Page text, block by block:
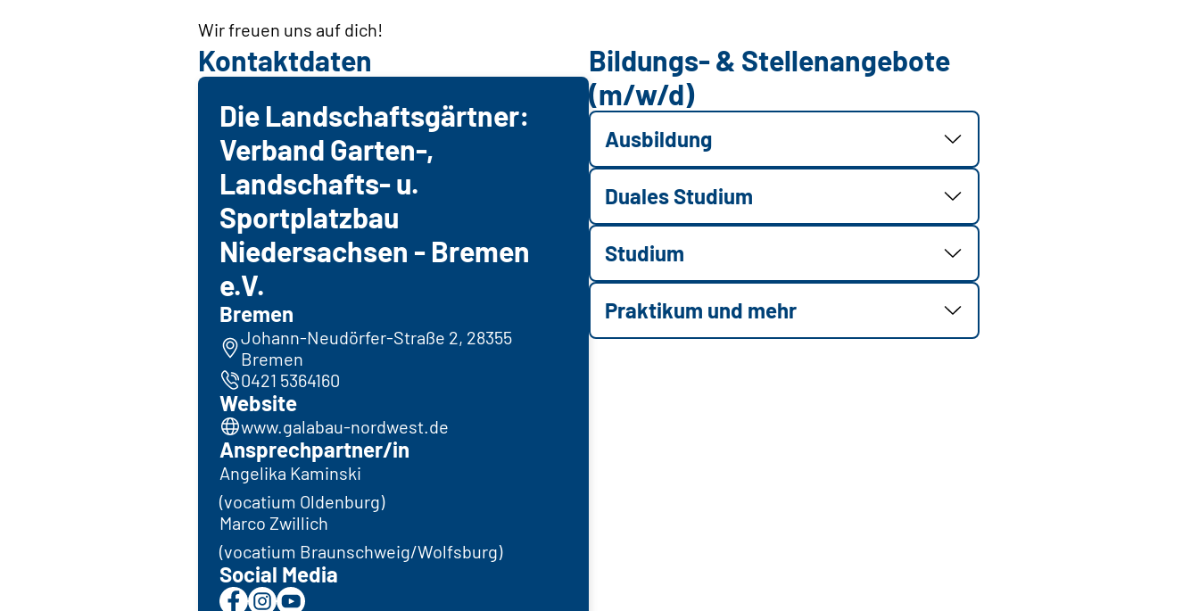
Wir freuen uns auf dich!
Kontaktdaten
Die Landschaftsgärtner:
Verband Garten-,
Landschafts- u.
Sportplatzbau
Niedersachsen - Bremen
e.V.
Bremen
Johann-Neudörfer-Straße 2, 28355
Bremen
0421 5364160
Website
www.galabau-nordwest.de
Ansprechpartner/in
Angelika Kaminski
(vocatium Oldenburg)
Marco Zwillich
(vocatium Braunschweig/Wolfsburg)
Social Media
Bildungs- & Stellenangebote
(m/w/d)
Ausbildung
Duales Studium
Studium
Praktikum und mehr